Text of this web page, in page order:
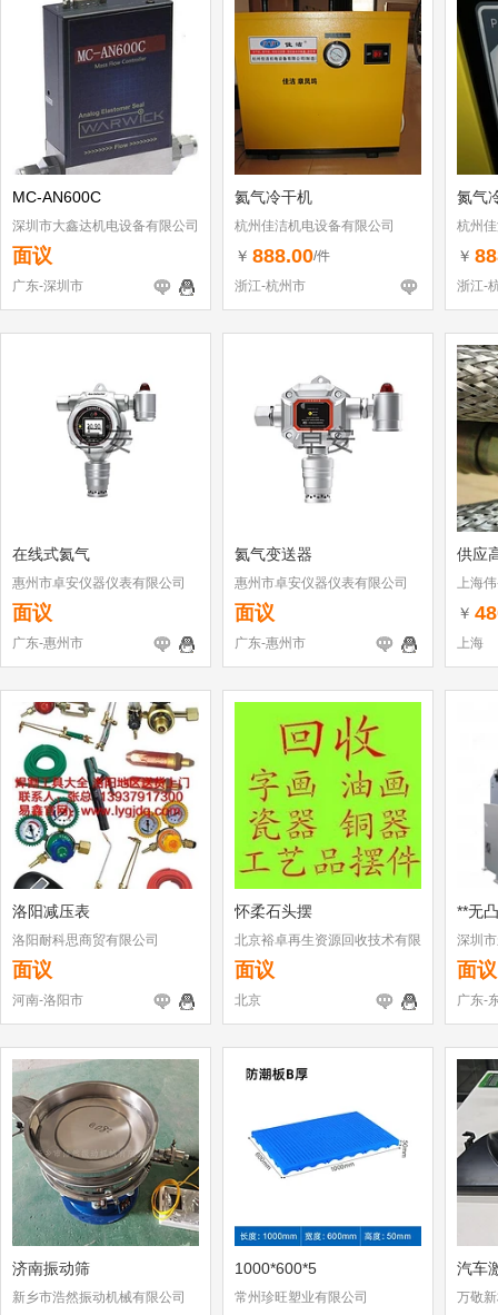
MC-AN600C
深圳市大鑫达机电设备有限公司
面议
广东-深圳市
氦气冷干机
杭州佳洁机电设备有限公司
￥ 888.00/件
浙江-杭州市
氮气
杭州
￥
浙江-
在线式氦气
惠州市卓安仪器仪表有限公司
面议
广东-惠州市
氦气变送器
惠州市卓安仪器仪表有限公司
面议
广东-惠州市
供应
上海
￥
上海
洛阳减压表
洛阳耐科思商贸有限公司
面议
河南-洛阳市
怀柔石头摆
北京裕卓再生资源回收技术有限
公司
面议
北京
**无
深圳
东莞
面议
广东-
济南振动筛
新乡市浩然振动机械有限公司
1000*600*5
常州珍旺塑业有限公司
汽车
万敬